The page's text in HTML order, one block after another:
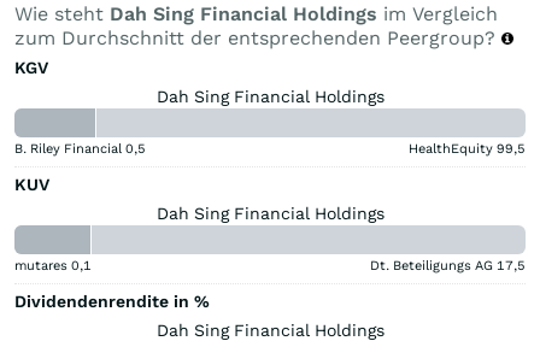
Wie steht Dah Sing Financial Holdings im Vergleich
zum Durchschnitt der entsprechenden Peergroup?
KGV
Dah Sing Financial Holdings
B. Riley Financial 0,5 HealthEquity 99,5
KUV
Dah Sing Financial Holdings
mutares 0,1 Dt. Beteiligungs AG 17,5
Dividendenrendite in %
Dah Sing Financial Holdings